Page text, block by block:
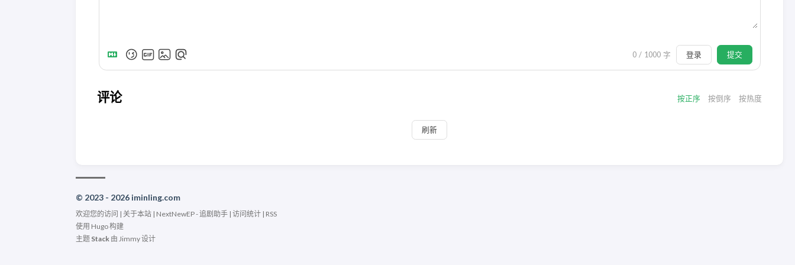
0 / 1000字 登录 提交
评论 按正序 按倒序 按热度
刷新
© 2023 - 2026 iminling.com
欢迎您的访问 | 关于本站 | NextNewEP - 追剧助手 | 访问统计 | RSS
使用 Hugo构建
主题 Stack 由 Jimmy设计